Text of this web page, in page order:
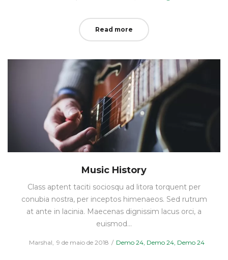
Read more
Music History
Class aptent taciti sociosqu ad litora torquent per
conubia nostra, per inceptos himenaeos. Sed rutrum
at ante in lacinia. Maecenas dignissim lacus orci, a
euismod…
Marshal Posted
9 de maio de 2018
Posted
Demo 24 Demo 24 Demo 24